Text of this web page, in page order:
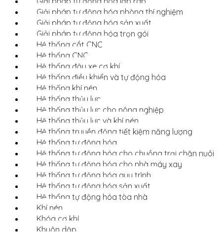
Giải pháp tự động hóa phòng thí nghiệm
Giải pháp tự động hóa sản xuất
Giải pháp tự động hóa trọn gói
Hệ thống cắt CNC
Hệ thống CNC
Hệ thống đậu xe cơ khí
Hệ thống điều khiển và tự động hóa
Hệ thống khí nén
Hệ thống thủy lực
Hệ thống thủy lực cho nông nghiệp
Hệ thống thủy lực và khí nén
Hệ thống truyền động tiết kiệm năng lượng
Hệ thống tự động hóa
Hệ thống tự động hóa cho chuồng trại chăn nuôi
Hệ thống tự động hóa cho nhà máy xay
Hệ thống tự động hóa quy trình
Hệ thống tự động hóa sản xuất
Hệ thống tự động hóa tòa nhà
Khí nén
Khóa cơ khí
Khuôn dập